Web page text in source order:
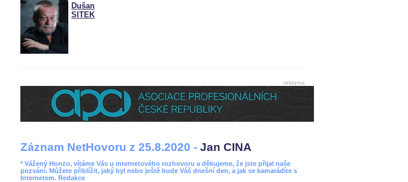
Dušan
SITEK
reklama
Záznam NetHovoru z 25.8.2020 - Jan CINA
* Vážený Honzo, vítáme Vás u internetového rozhovoru a děkujeme, že jste přijal naše
pozvání. Můžete přiblížit, jaký byl nebo ještě bude Váš dnešní den, a jak se kamarádíte s
Internetem. Redakce